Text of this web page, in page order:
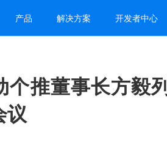
产品 解决方案 开发者中心
个推董事长方毅
议